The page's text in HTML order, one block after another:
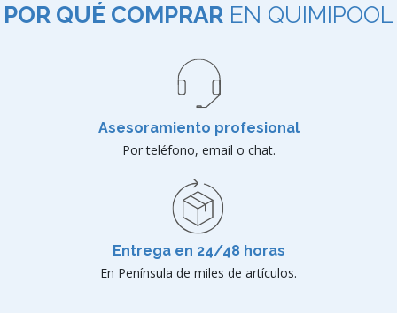
POR QUÉ COMPRAR EN QUIMIPOOL
Asesoramiento profesional
Por teléfono, email o chat.
Entrega en 24/48 horas
En Península de miles de artículos.